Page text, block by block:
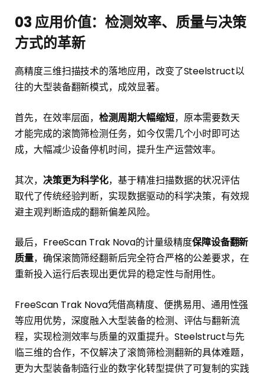
03应用价值：检测效率、质量与决策
方式的革新
高精度三维扫描技术的落地应用，改变了Steelstruct以
往的大型装备翻新模式，成效显著。
首先，在效率层面，检测周期大幅缩短，原本需要数天
才能完成的滚筒筛检测任务，如今仅需几个小时即可达
成，大幅减少设备停机时间，提升生产运营效率。
其次， 决策更为科学化，基于精准扫描数据的状况评估
取代了传统经验判断，实现数据驱动的科学决策，有效规
避主观判断造成的翻新偏差风险。
最后，FreeScan Trak Nova的计量级精度保障设备翻新
质量，确保滚筒筛经翻新后完全符合严格的公差要求，在
重新投入运行后表现出更优异的稳定性与耐用性。
FreeScan Trak Nova凭借高精度、便携易用、通用性强
等应用优势，深度融入大型装备的检测、评估与翻新流
程，实现检测效率与质量的双重提升。Steelstruct与先
临三维的合作，不仅解决了滚筒筛检测翻新的具体难题，
更为大型装备制造行业的数字化转型提供了可复制的实践